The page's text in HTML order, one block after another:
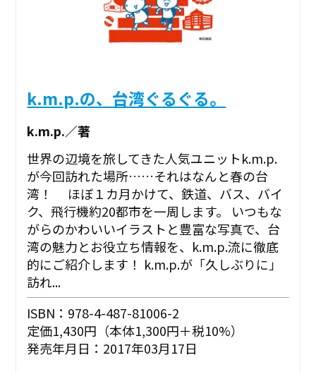
k.m.p.の、台湾ぐるぐる。
k.m.p.／著
世界の辺境を旅してきた人気ユニットk.m.p.
が今回訪れた場所……それはなんと春の台
湾！ ほぼ１カ月かけて、鉄道、バス、バイ
ク、飛行機約20都市を一周します。 いつもな
がらのかわいいイラストと豊富な写真で、台
湾の魅力とお役立ち情報を、k.m.p.流に徹底
的にご紹介します！ k.m.p.が「久しぶりに」
訪れ...
ISBN：978-4-487-81006-2
定価1,430円（本体1,300円＋税10%）
発売年月日：2017年03月17日